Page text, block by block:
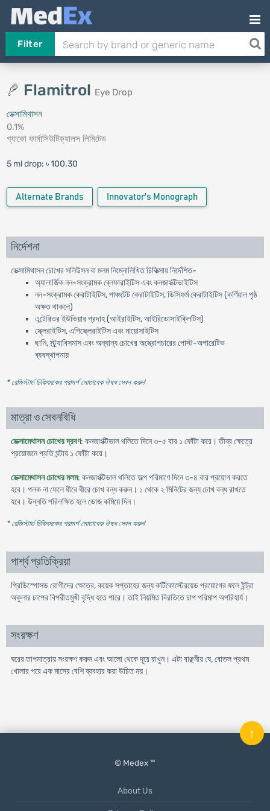
Filter
Flamitrol Eye Drop
ডেক্সামিথাসন
0.1%
গ্যাকো ফার্মাসিউটিক্যালস লিমিটেড
5 ml drop: ৳ 100.30
Alternate Brands Innovator's Monograph
নির্দেশনা
ডেক্সামিথাসন চোখের সলিউসন বা মলম নিম্নোলিখিত চিকিত্সায় নির্দেশিত-
অ্যালার্জিক নন-সংক্রামক ব্লেফারাইটিস এবং কনজাংক্টিভাইটিস
নন-সংক্রামক কেরাটাইটিস, পাঞ্চটেট কেরাটাইটিস, ডিসিফর্ম কেরাটাইটিস (কর্ণিয়াল পৃষ্ঠ
অক্ষত থাকলে)
এন্টেরিওর ইউভিয়ার প্রদাহ (আইরাইটিস, আইরিডোসাইক্লিটিস)
স্ক্লেরাইটিস, এপিস্ক্লেরাইটিস এবং মায়োসাইটিস
ছানি, স্ট্র্যাবিসমাস এবং অন্যান্য চোখের অস্ত্রোপচারের পোস্ট-অপারেটিভ
ব্যবস্থাপনায়
* রেজিস্টার্ড চিকিৎসকের পরামর্শ মোতাবেক ঔষধ সেবন করুন'
মাত্রা ও সেবনবিধি
ডেক্সামেথাসন চোখের দ্রবণ: কনজাংক্টিভাল থলিতে দিনে ৩-৫ বার ১ ফোঁটা করে। তীব্র ক্ষেত্রে
প্রয়োজনে প্রতি ঘন্টায় ১ ফোঁটা করে।
ডেক্সামেথাসন চোখের মলম: কনজাংক্টিভাল থলিতে অল্প পরিমাণে দিনে ৩-৪ বার প্রয়োগ করতে
হবে। পলক না ফেলে ধীরে ধীরে চোখ বন্ধ করুন। ১ থেকে ২ মিনিটের জন্য চোখ বন্ধ রাখতে
হবে। উন্নতি পরিলক্ষিত হলে ডোজ কমিয়ে দিন।
* রেজিস্টার্ড চিকিৎসকের পরামর্শ মোতাবেক ঔষধ সেবন করুন'
পার্শ্ব প্রতিক্রিয়া
প্রিডিস্পোসড রোগীদের ক্ষেত্রে, কয়েক সপ্তাহের জন্য কর্টিকোস্টেরয়েড প্রয়োগের ফলে ইন্ট্রা
অকুলার চাপের বিপরীতমুখী বৃদ্ধি হতে পারে। তাই নিয়মিত বিরতিতে চাপ পরিমাপ অপরিহার্য।
সংরক্ষণ
ঘরের তাপমাত্রায় সংরক্ষণ করুন এবং আলো থেকে দূরে রাখুন। এটা বাঞ্ছনীয় যে, বোতল প্রথম
খোলার পরে এক মাসের বেশি ব্যবহার করা উচিত নয়।
© Medex ™
About Us
↑